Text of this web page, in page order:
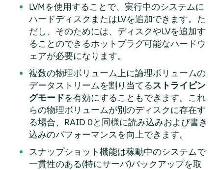
LVMを使用することで、実行中のシステムに
ハードディスクまたはLVを追加できます。た
だし、そのためには、ディスクやLVを追加す
ることのできるホットプラグ可能なハードウ
ェアが必要になります。
複数の物理ボリューム上に論理ボリュームの
データストリームを割り当てるストライピン
グモードを有効にすることもできます。これ
らの物理ボリュームが別のディスクに存在す
る場合、RAID 0と同様に読み込みおよび書き
込みのパフォーマンスを向上できます。
スナップショット機能は稼動中のシステムで
一貫性のある(特にサーバ)バックアップを取